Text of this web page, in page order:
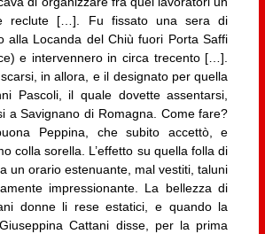
reclute […]. Fu fissato una sera di
alla Locanda del Chiù fuori Porta Saffi
e intervennero in circa trecento […].
in allora, e il designato per quella
Pascoli, il quale dovette assentarsi,
a Savignano di Romagna. Come fare?
Peppina, che subito accettò, e
colla sorella. L’effetto su quella folla di
un orario estenuante, mal vestiti, taluni
impressionante. La bellezza di
donne li rese estatici, e quando la
Cattani disse, per la prima